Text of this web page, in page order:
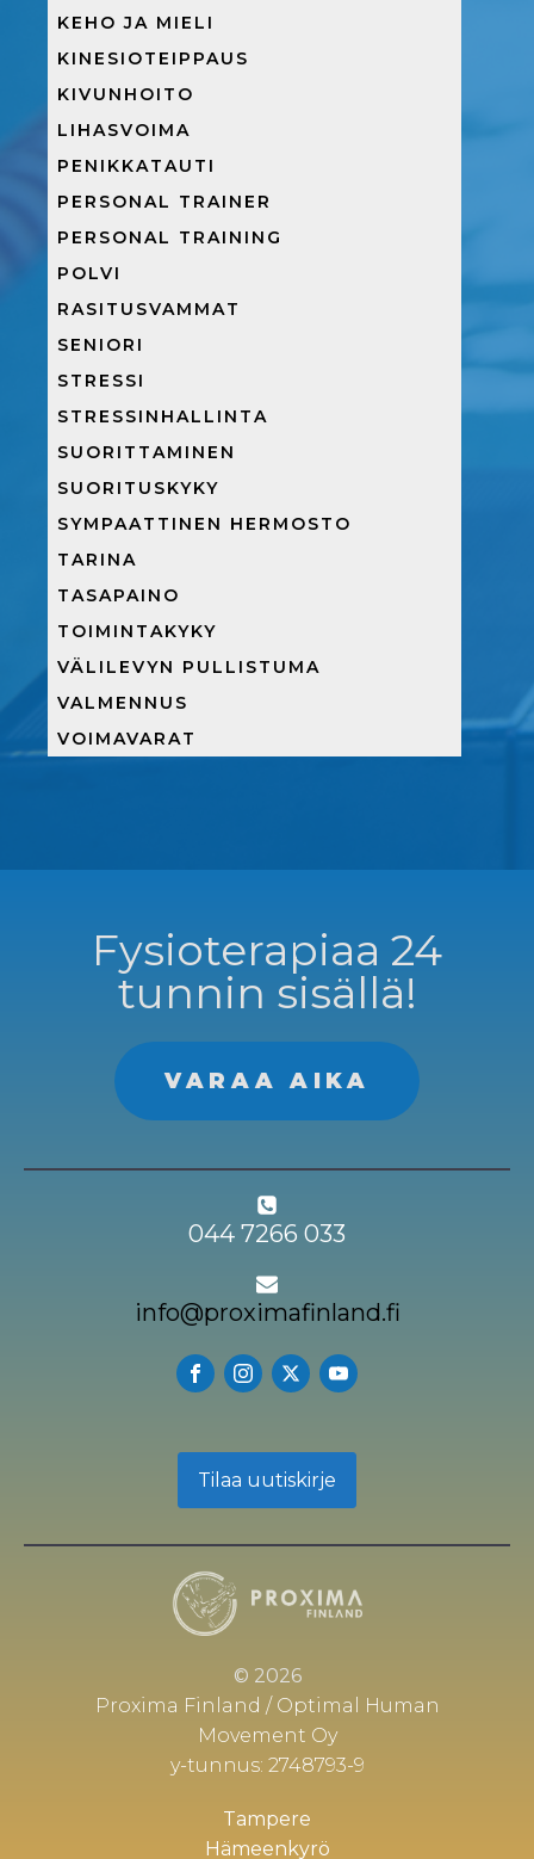
KEHO JA MIELI
KINESIOTEIPPAUS
KIVUNHOITO
LIHASVOIMA
PENIKKATAUTI
PERSONAL TRAINER
PERSONAL TRAINING
POLVI
RASITUSVAMMAT
SENIORI
STRESSI
STRESSINHALLINTA
SUORITTAMINEN
SUORITUSKYKY
SYMPAATTINEN HERMOSTO
TARINA
TASAPAINO
TOIMINTAKYKY
VÄLILEVYN PULLISTUMA
VALMENNUS
VOIMAVARAT
Fysioterapiaa 24
tunnin sisällä!
VARAA AIKA
044 7266 033
info@proximafinland.fi
Tilaa uutiskirje
© 2026
Proxima Finland / Optimal Human
Movement Oy
y-tunnus: 2748793-9
Tampere
Hämeenkyrö